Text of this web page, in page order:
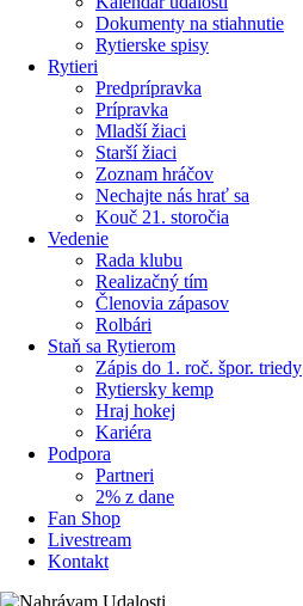
Dokumenty na stiahnutie
Rytierske spisy
Rytieri
Predprípravka
Prípravka
Mladší žiaci
Starší žiaci
Zoznam hráčov
Nechajte nás hrať sa
Kouč 21. storočia
Vedenie
Rada klubu
Realizačný tím
Členovia zápasov
Rolbári
Staň sa Rytierom
Zápis do 1. roč. špor. triedy
Rytiersky kemp
Hraj hokej
Kariéra
Podpora
Partneri
2% z dane
Fan Shop
Livestream
Kontakt